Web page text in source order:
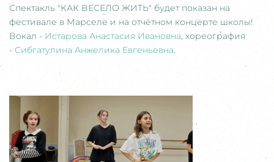
Спектакль "КАК ВЕСЕЛО ЖИТЬ" будет показан на
фестивале в Марселе и на отчётном концерте школы!
Вокал - Истарова Анастасия Ивановна, хореография
- Сибгатулина Анжелика Евгеньевна.